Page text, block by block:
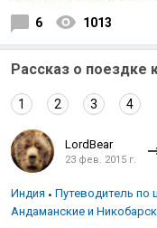
6 1013
Рассказ о поездке
1 2 3 4
LordBear
23 фев. 2015 г.
Индия Путеводитель по
Андаманские и